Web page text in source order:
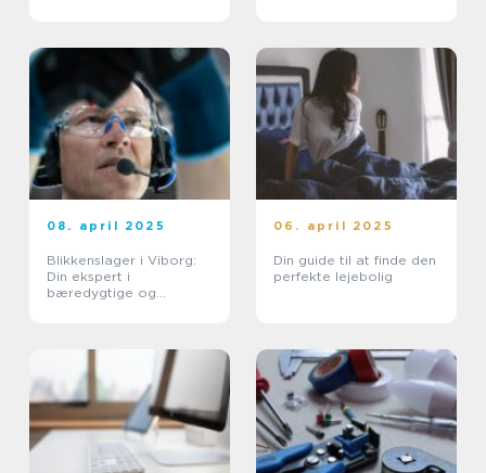
08. april 2025
Blikkenslager i Viborg:
Din ekspert i
bæredygtige og
06. april 2025
Din guide til at finde den
perfekte lejebolig